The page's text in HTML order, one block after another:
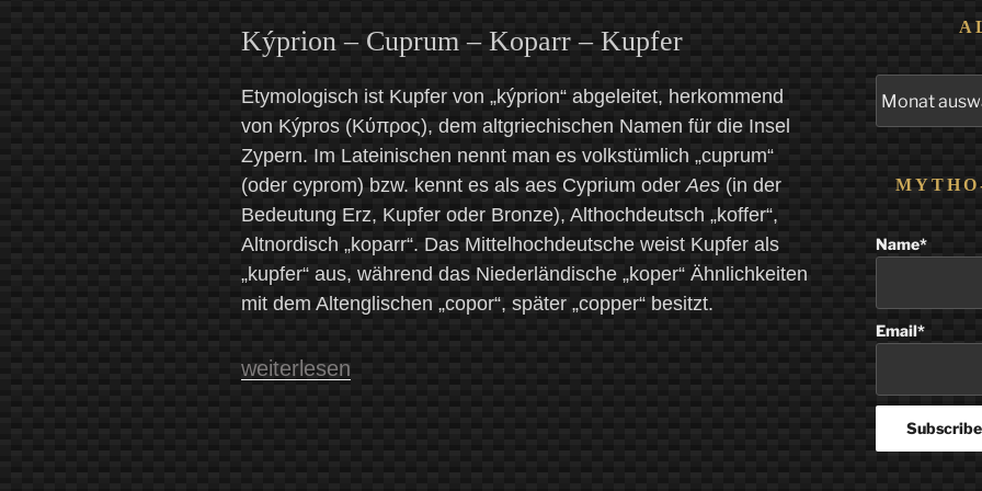
Kýprion – Cuprum – Koparr – Kupfer
Etymologisch ist Kupfer von „kýprion“ abgeleitet, herkommend
von Kýpros (Κύπρος), dem altgriechischen Namen für die Insel
Zypern. Im Lateinischen nennt man es volkstümlich „cuprum“
(oder cyprom) bzw. kennt es als aes Cyprium oderAes (in der
Bedeutung Erz, Kupfer oder Bronze), Althochdeutsch „koffer“,
Altnordisch „koparr“. Das Mittelhochdeutsche weist Kupfer als
„kupfer“ aus, während das Niederländische „koper“ Ähnlichkeiten
mit dem Altenglischen „copor“, später „copper“ besitzt.
„Kupfer:
weiterlesen
Beiträge
Name*
Email*